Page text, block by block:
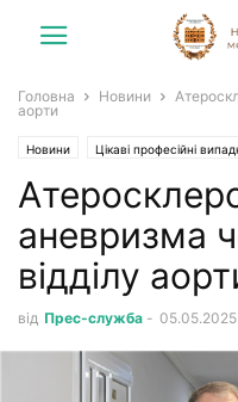
Головна Новини
аорти
Новини Цікаві професійні
аневризма
відділу
від Прес-служба - 05.05.2025